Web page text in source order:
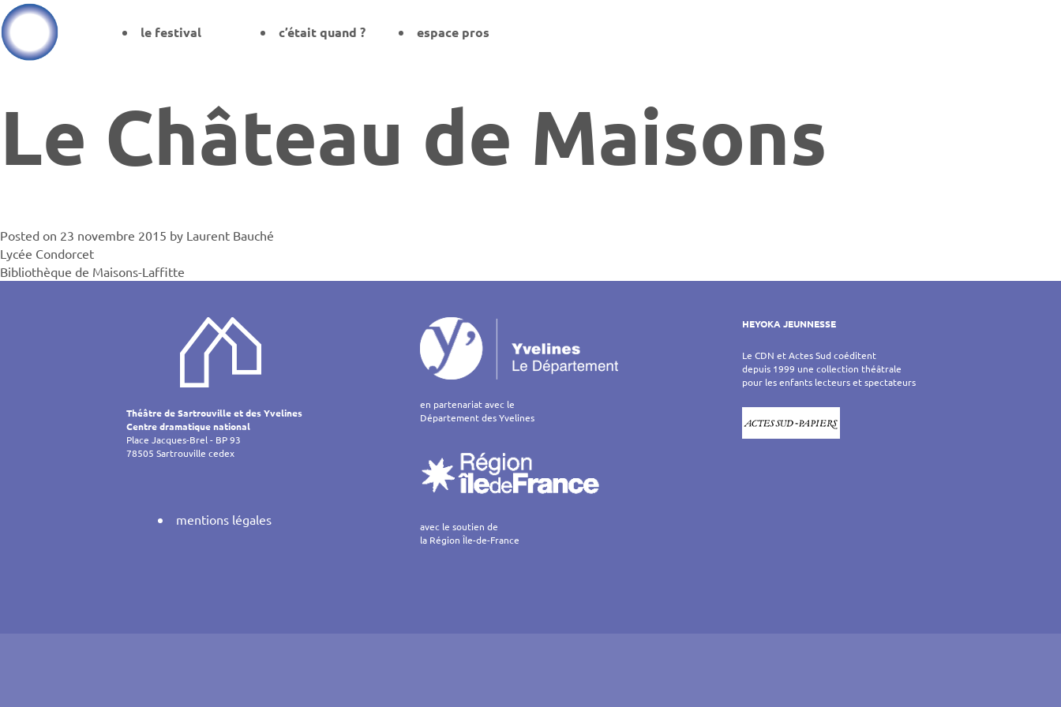
le festival c’était quand ? espace pros
Le Château de Maisons
Posted on 23 novembre 2015 by Laurent Bauché
Navigation
l’article
Lycée Condorcet
Bibliothèque de Maisons-Laffitte
Théâtre de Sartrouville et des Yvelines
Centre dramatique national
Place Jacques-Brel - BP 93
78505 Sartrouville cedex
mentions légales
en partenariat avec le
Département des Yvelines
avec le soutien de
la Région Île-de-France
HEYOKA JEUNNESSE
Le CDN et Actes Sud coéditent
depuis 1999 une collection théâtrale
pour les enfants lecteurs et spectateurs